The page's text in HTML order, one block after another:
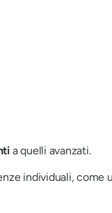
a quelli avanzati.
individuali, come